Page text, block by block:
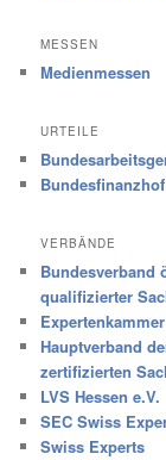
MESSEN
Medienmessen
URTEILE
VERBÄNDE
Bundesverband
qualifizierter
Hauptverband
zertifizierten
LVS Hessen e.V.
SEC Swiss
Swiss Experts